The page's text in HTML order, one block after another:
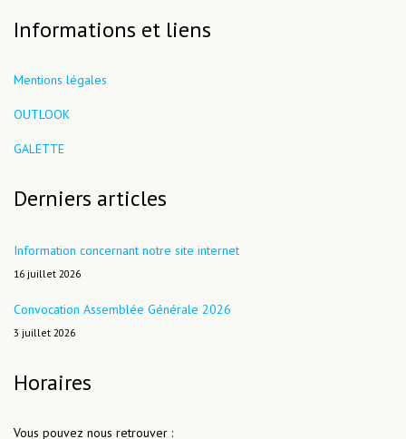
Informations et liens
Mentions légales
OUTLOOK
GALETTE
Derniers articles
Information concernant notre site internet
16 juillet 2026
Convocation Assemblée Générale 2026
3 juillet 2026
Horaires
Vous pouvez nous retrouver :